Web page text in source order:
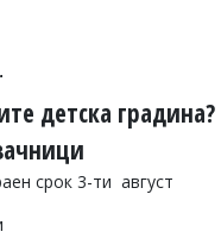
детска
срок 3-ти август